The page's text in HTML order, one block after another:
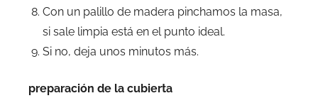
Con un palillo de madera pinchamos la masa,
si sale limpia está en el punto ideal.
Si no, deja unos minutos más.
preparación de la cubierta